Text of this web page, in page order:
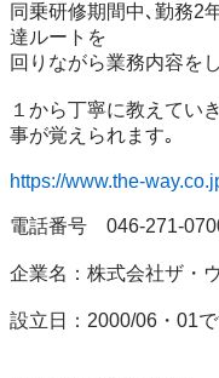
同乗研修期間中､勤務2
達ルートを
回りながら業務内容を
１から丁寧に教えてい
事が覚えられます｡
https://www.the-
電話番号　046-271-
企業名：株式会社ザ・
設立日：2000/06・01